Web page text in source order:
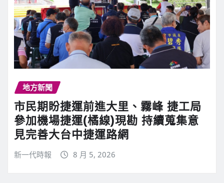
地方新聞
市民期盼捷運前進大里、霧峰 捷工局
參加機場捷運(橘線)現勘 持續蒐集意
見完善大台中捷運路網
新一代時報 8 月 5, 2026